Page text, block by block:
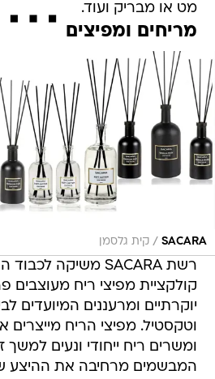
מט או מבריק ועוד.
מריחים ומפיצים
SACARA
/ קית גלסמן
קולקציית מפיצי ריח מעוצבים
יוקרתיים ומרעננים המיועדים
וטקסטיל. מפיצי הריח מייצרים
ומשרים ריח ייחודי ונעים למשך